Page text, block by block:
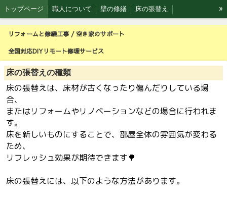
トップページ 職人について 壁の修繕 床の張替え
ピザ窯製作 森の工房 ウッドデッキ 空き家のお手伝い
»
リフォームと修繕工事 / 空き家のサポート
全国対応DIYリモート修理サービス
床の張替えの種類
床の張替えは、床材が古くなったり傷んだりしている場
合、
またはリフォームやリノベーションなどの場合に行われま
す。
床を新しいものにすることで、部屋全体の雰囲気が変わる
ため、
リフレッシュ効果が期待できます🌳
床の張替えには、以下のような方法があります。